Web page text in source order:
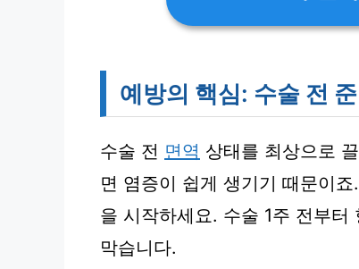
예방의 핵심: 수술 전
수술 전 면역 상태를 최상으로
면 염증이 쉽게 생기기 때문이
을 시작하세요. 수술 1주 전부
막습니다.